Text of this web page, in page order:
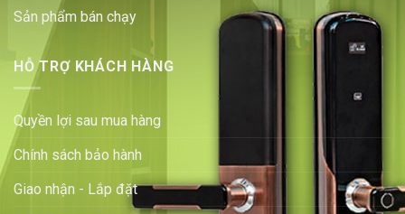
Sản phẩm bán chạy
HỖ TRỢ KHÁCH HÀNG
Quyền lợi sau mua hàng
Chính sách bảo hành
Giao nhận - Lắp đặt